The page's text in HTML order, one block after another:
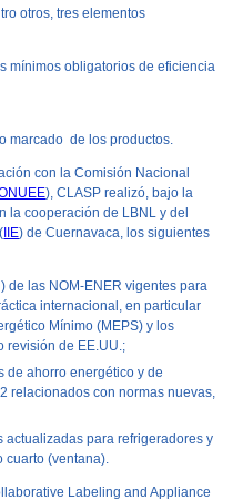
otros, tres elementos
mínimos obligatorios de eficiencia
marcado de los productos.
con la Comisión Nacional
), CLASP realizó, bajo la
la cooperación de LBNL y del
IIE) de Cuernavaca, los siguientes
de las NOM-ENER vigentes para
internacional, en particular
Mínimo (MEPS) y los
revisión de EE.UU.;
de ahorro energético y de
2 relacionados con normas nuevas,
actualizadas para refrigeradores y
cuarto (ventana).
Labeling and Appliance